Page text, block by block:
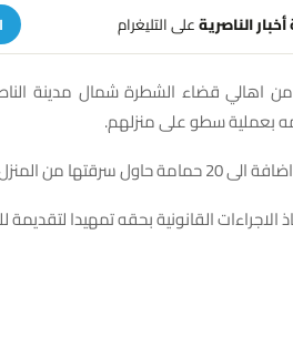
الناصريةعلى التليغرام
من اهالي قضاء الشطرة شمال مدينة
الاجراءات القانونية بحقه تمهيدا لتقديمة